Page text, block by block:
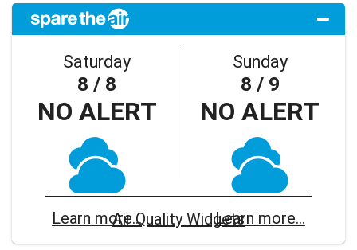
Saturday
8 / 8
NO ALERT
Learn more...
Sunday
8 / 9
NO ALERT
Learn more...
Air Quality Widgets